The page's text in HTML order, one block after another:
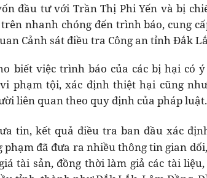
đầu tư với Trần Thị Phi Yến và bị
nhanh chóng đến trình báo, cung
Cảnh sát điều tra Công an tỉnh Đắk
biết việc trình báo của các bị hại có
phạm tội, xác định thiệt hại cũng
liên quan theo quy định của pháp luật.
tin, kết quả điều tra ban đầu xác
phạm đã đưa ra nhiều thông tin gian
tài sản, đồng thời làm giả các tài